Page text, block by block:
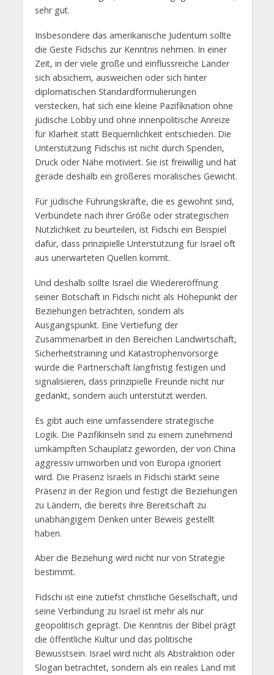
sehr gut.
Insbesondere das amerikanische Judentum sollte
die Geste Fidschis zur Kenntnis nehmen. In einer
Zeit, in der viele große und einflussreiche Länder
sich absichern, ausweichen oder sich hinter
diplomatischen Standardformulierungen
verstecken, hat sich eine kleine Pazifiknation ohne
jüdische Lobby und ohne innenpolitische Anreize
für Klarheit statt Bequemlichkeit entschieden. Die
Unterstützung Fidschis ist nicht durch Spenden,
Druck oder Nähe motiviert. Sie ist freiwillig und hat
gerade deshalb ein größeres moralisches Gewicht.
Für jüdische Führungskräfte, die es gewohnt sind,
Verbündete nach ihrer Größe oder strategischen
Nützlichkeit zu beurteilen, ist Fidschi ein Beispiel
dafür, dass prinzipielle Unterstützung für Israel oft
aus unerwarteten Quellen kommt.
Und deshalb sollte Israel die Wiedereröffnung
seiner Botschaft in Fidschi nicht als Höhepunkt der
Beziehungen betrachten, sondern als
Ausgangspunkt. Eine Vertiefung der
Zusammenarbeit in den Bereichen Landwirtschaft,
Sicherheitstraining und Katastrophenvorsorge
würde die Partnerschaft langfristig festigen und
signalisieren, dass prinzipielle Freunde nicht nur
gedankt, sondern auch unterstützt werden.
Es gibt auch eine umfassendere strategische
Logik. Die Pazifikinseln sind zu einem zunehmend
umkämpften Schauplatz geworden, der von China
aggressiv umworben und von Europa ignoriert
wird. Die Präsenz Israels in Fidschi stärkt seine
Präsenz in der Region und festigt die Beziehungen
zu Ländern, die bereits ihre Bereitschaft zu
unabhängigem Denken unter Beweis gestellt
haben.
Aber die Beziehung wird nicht nur von Strategie
bestimmt.
Fidschi ist eine zutiefst christliche Gesellschaft, und
seine Verbindung zu Israel ist mehr als nur
geopolitisch geprägt. Die Kenntnis der Bibel prägt
die öffentliche Kultur und das politische
Bewusstsein. Israel wird nicht als Abstraktion oder
Slogan betrachtet, sondern als ein reales Land mit